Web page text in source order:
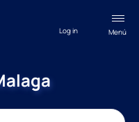
Menú
Log in